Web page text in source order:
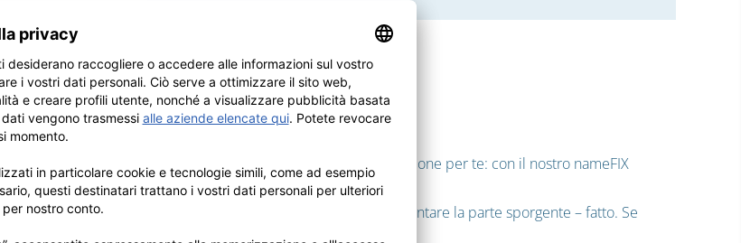
senza macchina da cucire
ma non hai voglia di cucire le etichette? Abbiamo la soluzione per te: con il nostro nameFIX
e senza cuciture.
aprire la piastrina forata sul lato opposto e spuntare la parte sporgente – fatto. Se
tracce.